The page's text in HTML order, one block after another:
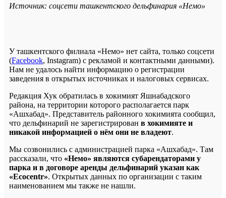
Источник: соцсети ташкентского дельфинария «Немо»
У ташкентского филиала «Немо» нет сайта, только соцсети
(Facebook, Instagram) с рекламой и контактными данными).
Нам не удалось найти информацию о регистрации
заведения в открытых источниках и налоговых сервисах.
Редакция Хук обратилась в хокимият Яшнабадского
района, на территории которого располагается парк
«Ашхабад». Представитель районного хокимията сообщил,
что дельфинарий не зарегистрирован в хокимияте и
никакой информацией о нём они не владеют.
Мы созвонились с администрацией парка «Ашхабад». Там
рассказали, что «Немо» являются субарендаторами у
парка и в договоре аренды дельфинарий указан как
«Ecocentr». Открытых данных по организации с таким
наименованием мы также не нашли.